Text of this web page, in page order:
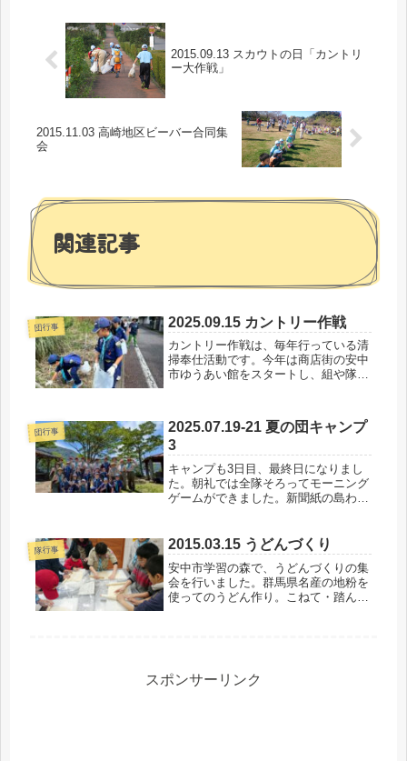
2015.09.13 スカウトの日「カントリ
ー大作戦」
2015.11.03 高崎地区ビーバー合同集
会
関連記事
団行事 2025.09.15 カントリー作戦
カントリー作戦は、毎年行っている清
掃奉仕活動です。今年は商店街の安中
市ゆうあい館をスタートし、組や隊ご
清掃しました。カブ隊の1組は、商店
街からJR西松井田駅にかけてのルー
ト...
団行事
2025.07.19-21 夏の団キャンプ
3
キャンプも3日目、最終日になりまし
た。朝礼では全隊そろってモーニング
ゲームができました。新聞紙の島わた
ーチームの勝利となりました。3日目
の予定は撤営だけですが、3日間とも
よ...
隊行事 2015.03.15 うどんづくり
安中市学習の森で、うどんづくりの集
会を行いました。群馬県名産の地粉を
使ってのうどん作り。こねて・踏ん
スポンサーリンク